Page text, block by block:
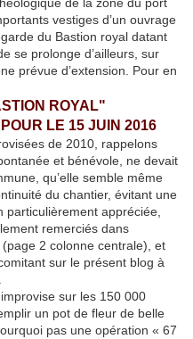
vestiges d’un ouvrage
du Bastion royal datant
se prolonge d’ailleurs, sur
prévue d’extension. Pour en
ROYAL"
LE 15 JUIN 2016
de 2010, rappelons
et bénévole, ne devait
qu’elle semble même
du chantier, évitant une
appréciée,
remerciés dans
(page 2 colonne centrale), et
sur le présent blog à
sur les 150 000
un pot de fleur de belle
pas une opération « 67